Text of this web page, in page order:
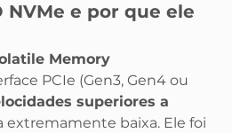
NVMe e por que ele
Memory
PCIe (Gen3, Gen4 ou
superiores a
extremamente baixa. Ele foi